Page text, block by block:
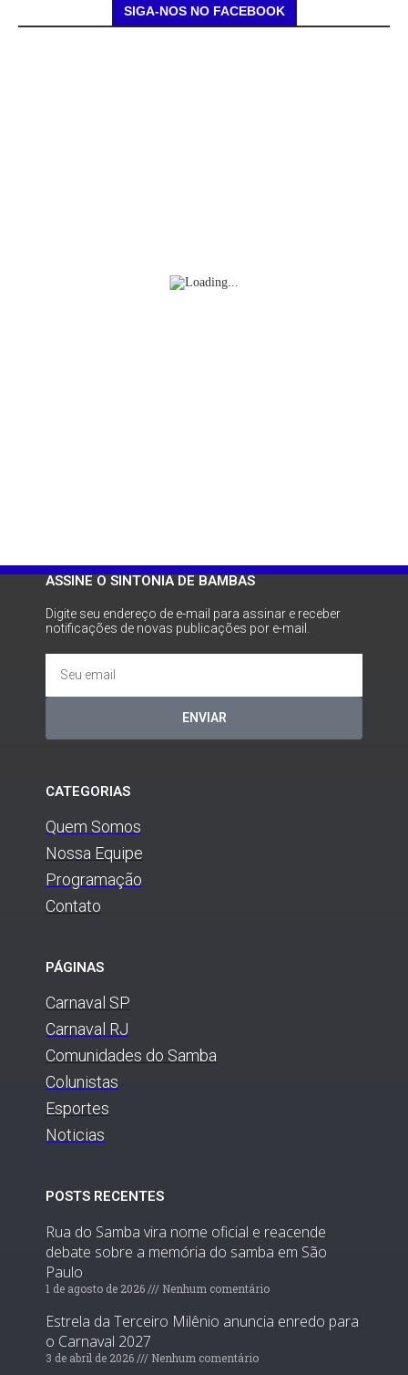
SIGA-NOS NO FACEBOOK
ASSINE O SINTONIA DE BAMBAS
Digite seu endereço de e-mail para assinar e receber
notificações de novas publicações por e-mail.
ENVIAR
CATEGORIAS
Quem Somos
Nossa Equipe
Programação
Contato
PÁGINAS
Carnaval SP
Carnaval RJ
Comunidades do Samba
Colunistas
Esportes
Noticias
POSTS RECENTES
Rua do Samba vira nome oficial e reacende
debate sobre a memória do samba em São
Paulo
1 de agosto de 2026 Nenhum comentário
Estrela da Terceiro Milênio anuncia enredo para
o Carnaval 2027
3 de abril de 2026 Nenhum comentário